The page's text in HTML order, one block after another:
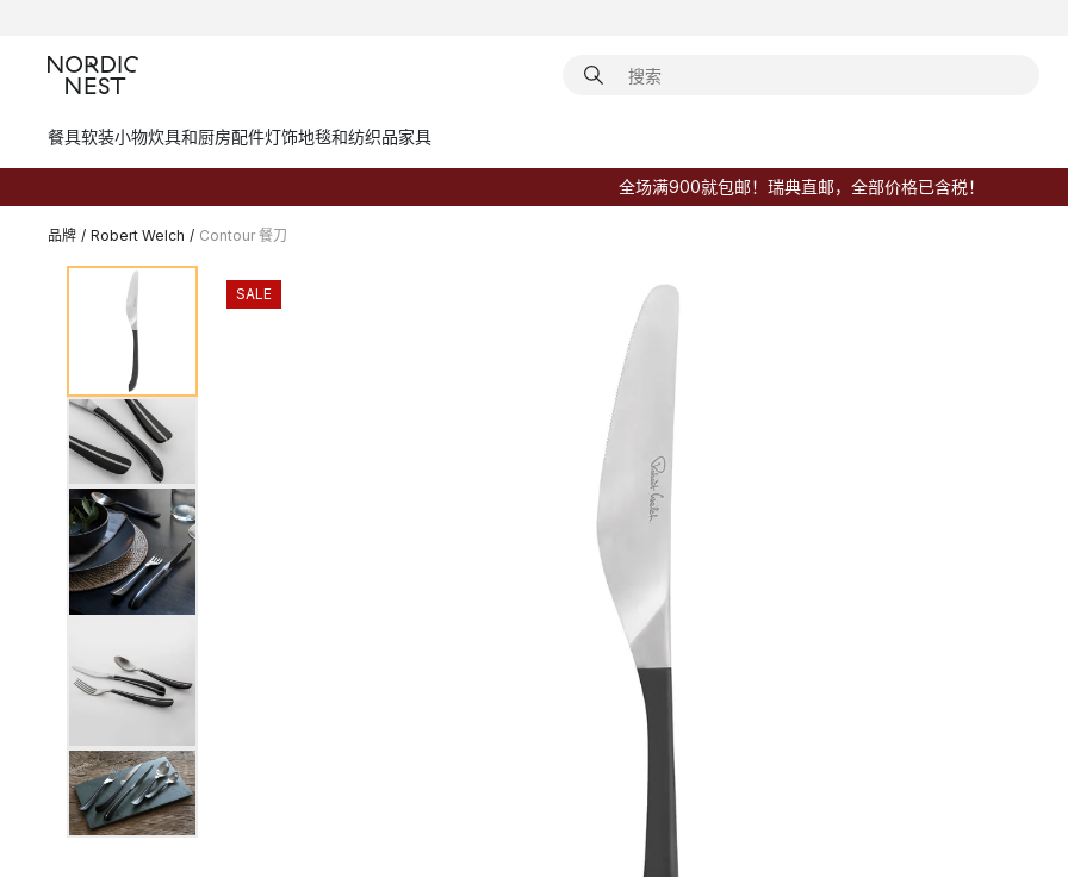
餐具软装小物炊具和厨房配件灯饰地毯和纺织品家具
全场满900就包邮！瑞典直邮，全部价格已含税！
品牌 / Robert Welch / Contour 餐刀
SALE